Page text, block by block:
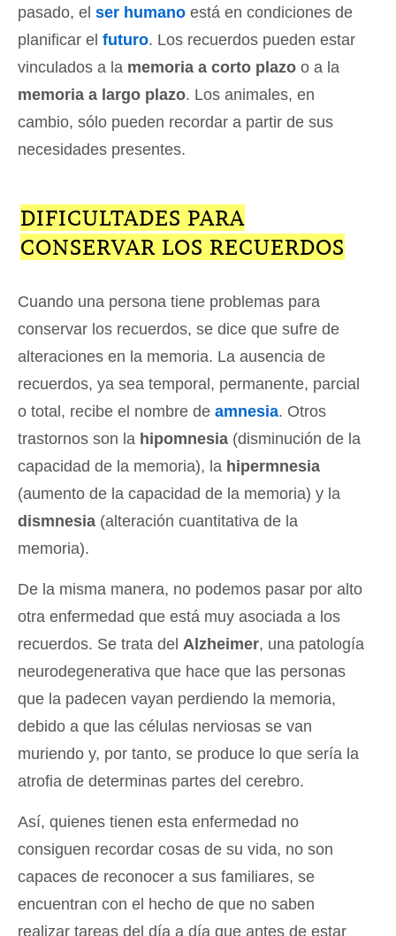
pasado, el ser humano está en condiciones de
planificar el futuro. Los recuerdos pueden estar
vinculados a la memoria a corto plazo o a la
memoria a largo plazo. Los animales, en
cambio, sólo pueden recordar a partir de sus
necesidades presentes.
DIFICULTADES PARA
CONSERVAR LOS RECUERDOS
Cuando una persona tiene problemas para
conservar los recuerdos, se dice que sufre de
alteraciones en la memoria. La ausencia de
recuerdos, ya sea temporal, permanente, parcial
o total, recibe el nombre de amnesia. Otros
trastornos son la hipomnesia (disminución de la
capacidad de la memoria), la hipermnesia
(aumento de la capacidad de la memoria) y la
dismnesia (alteración cuantitativa de la
memoria).
De la misma manera, no podemos pasar por alto
otra enfermedad que está muy asociada a los
recuerdos. Se trata del Alzheimer, una patología
neurodegenerativa que hace que las personas
que la padecen vayan perdiendo la memoria,
debido a que las células nerviosas se van
muriendo y, por tanto, se produce lo que sería la
atrofia de determinas partes del cerebro.
Así, quienes tienen esta enfermedad no
consiguen recordar cosas de su vida, no son
capaces de reconocer a sus familiares, se
encuentran con el hecho de que no saben
realizar tareas del día a día que antes de estar